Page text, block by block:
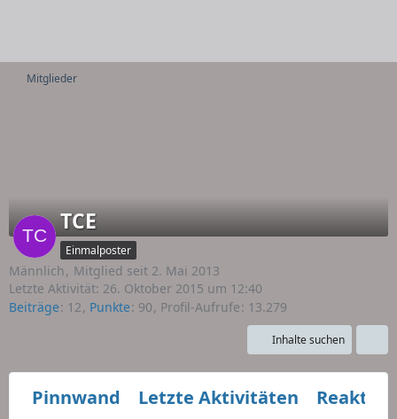
Mitglieder
TCE
Einmalposter
Männlich
Mitglied seit 2. Mai 2013
Letzte Aktivität: 26. Oktober 2015 um 12:40
Beiträge 12 Punkte 90 Profil-Aufrufe 13.279
Inhalte suchen
Pinnwand Letzte Aktivitäten